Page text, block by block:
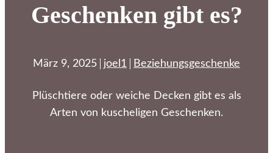
Geschenken gibt es?
März 9, 2025 joel1 Beziehungsgeschenke
Plüschtiere oder weiche Decken gibt es als
Arten von kuscheligen Geschenken.